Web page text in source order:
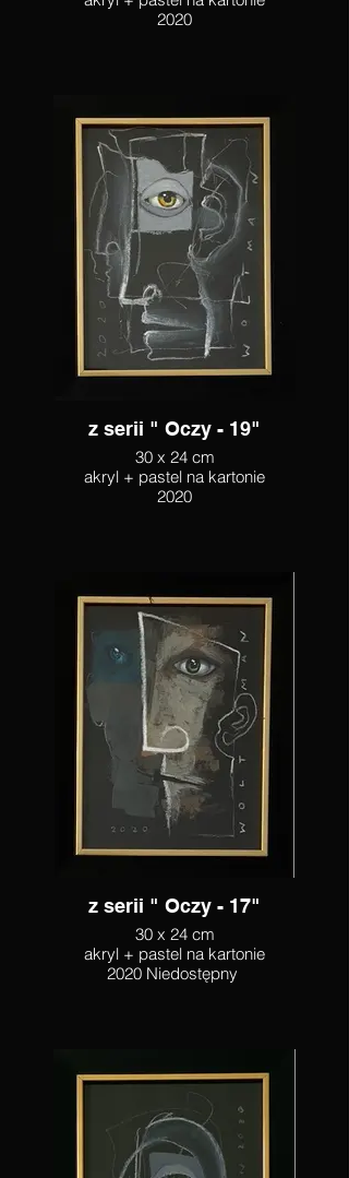
2020
z serii " Oczy - 19"
30 x 24 cm
akryl + pastel na kartonie
2020
z serii " Oczy - 17"
30 x 24 cm
akryl + pastel na kartonie
2020 Niedostępny